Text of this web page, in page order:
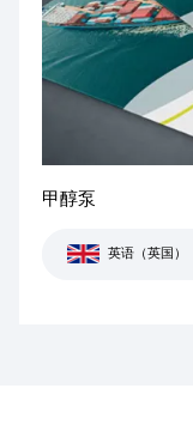
甲醇泵
英语（英国）